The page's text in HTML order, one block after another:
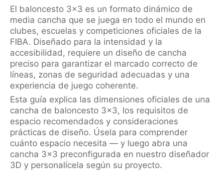
El baloncesto 3×3 es un formato dinámico de
media cancha que se juega en todo el mundo en
clubes, escuelas y competiciones oficiales de la
FIBA. Diseñado para la intensidad y la
accesibilidad, requiere un diseño de cancha
preciso para garantizar el marcado correcto de
líneas, zonas de seguridad adecuadas y una
experiencia de juego coherente.
Esta guía explica las dimensiones oficiales de una
cancha de baloncesto 3×3, los requisitos de
espacio recomendados y consideraciones
prácticas de diseño. Úsela para comprender
cuánto espacio necesita — y luego abra una
cancha 3×3 preconfigurada en nuestro diseñador
3D y personalícela según su proyecto.